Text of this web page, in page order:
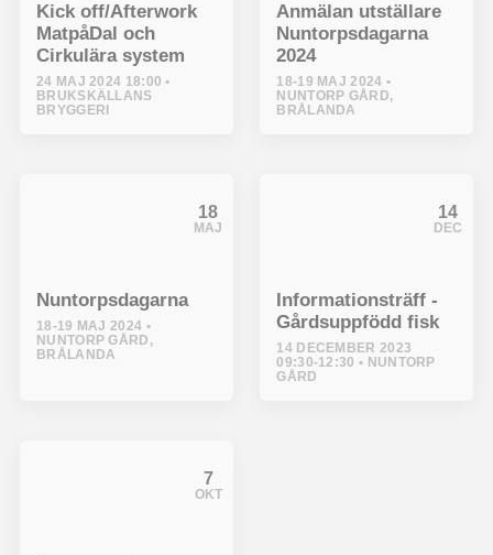
Kick off/Afterwork
MatpåDal och
Cirkulära system
24 MAJ 2024 18:00
BRUKSKÄLLANS
BRYGGERI
Anmälan utställare
Nuntorpsdagarna
2024
18-19 MAJ 2024
NUNTORP GÅRD,
BRÅLANDA
18
MAJ
Nuntorpsdagarna
18-19 MAJ 2024
NUNTORP GÅRD,
BRÅLANDA
14
DEC
Informationsträff -
Gårdsuppfödd fisk
14 DECEMBER 2023
09:30-12:30
NUNTORP
GÅRD
7
OKT